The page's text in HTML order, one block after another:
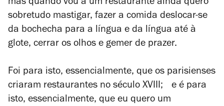
mas quando vou a um restaurante ainda quero
sobretudo mastigar, fazer a comida deslocar-se
da bochecha para a língua e da língua até à
glote, cerrar os olhos e gemer de prazer.
Foi para isto, essencialmente, que os parisienses
criaram restaurantes no século XVIII; e é para
isto, essencialmente, que eu quero um